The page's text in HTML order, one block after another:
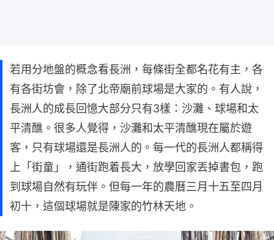
若用分地盤的概念看長洲，每條街全都名花有主，各
有各街坊會，除了北帝廟前球場是大家的。有人說，
長洲人的成長回憶大部分只有3樣：沙灘、球場和太
平清醮。很多人覺得，沙灘和太平清醮現在屬於遊
客，只有球場還是長洲人的。每一代的長洲人都稱得
上「街童」，通街跑着長大，放學回家丟掉書包，跑
到球場自然有玩伴。但每一年的農曆三月十五至四月
初十，這個球場就是陳家的竹林天地。